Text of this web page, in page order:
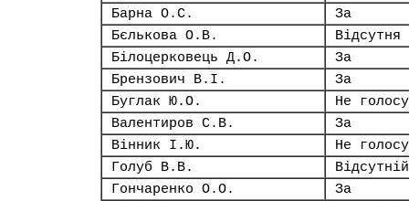
Барна О.С.
За
Бєлькова О.В.
Відсутня
Білоцерковець Д.О.
За
Брензович В.І.
За
Буглак Ю.О.
Не
Валентиров С.В.
За
Вінник І.Ю.
Не
Голуб В.В.
Відсутній
Гончаренко О.О.
За